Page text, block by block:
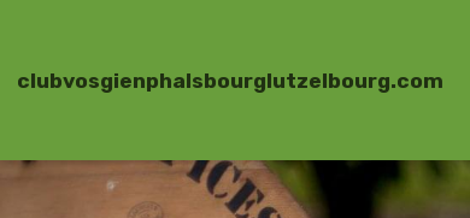
clubvosgienphalsbourglutzelbourg.com